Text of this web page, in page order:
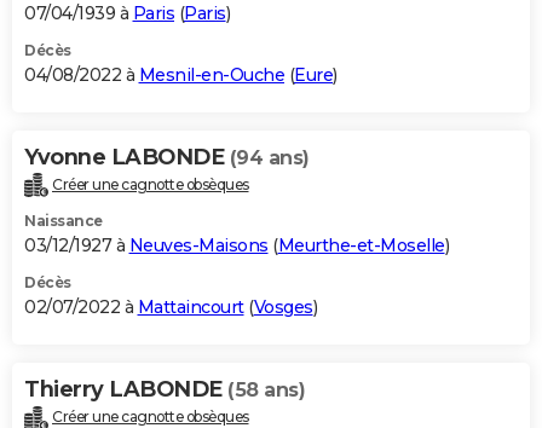
07/04/1939 à Paris (Paris)
Décès
04/08/2022 à Mesnil-en-Ouche (Eure)
Yvonne LABONDE (94 ans)
Créer une cagnotte obsèques
Naissance
03/12/1927 à Neuves-Maisons (Meurthe-et-Moselle)
Décès
02/07/2022 à Mattaincourt(Vosges)
Thierry LABONDE (58 ans)
Créer une cagnotte obsèques